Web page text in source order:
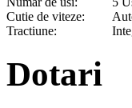
Cutie de viteze:
Tractiune:
Dotari